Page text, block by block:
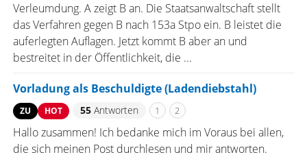
Verleumdung. A zeigt B an. Die Staatsanwaltschaft stellt
das Verfahren gegen B nach 153a Stpo ein. B leistet die
auferlegten Auflagen. Jetzt kommt B aber an und
bestreitet in der Öffentlichkeit, die ...
Vorladung als Beschuldigte (Ladendiebstahl)
ZU HOT 55Antworten 1 2
Hallo zusammen! Ich bedanke mich im Voraus bei allen,
die sich meinen Post durchlesen und mir antworten.